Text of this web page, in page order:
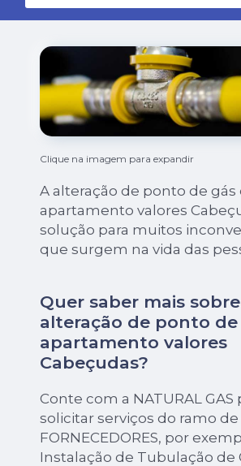
Clique na imagem para expandir
A alteração de ponto de gás
apartamento valores
solução para muitos
que surgem na vida das
Quer saber mais sobre
alteração de ponto de
apartamento valores
Cabeçudas?
Conte com a NATURAL GAS
solicitar serviços do ramo de
FORNECEDORES, por
Instalação de Tubulação de